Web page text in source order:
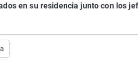
en su residencia junto con los